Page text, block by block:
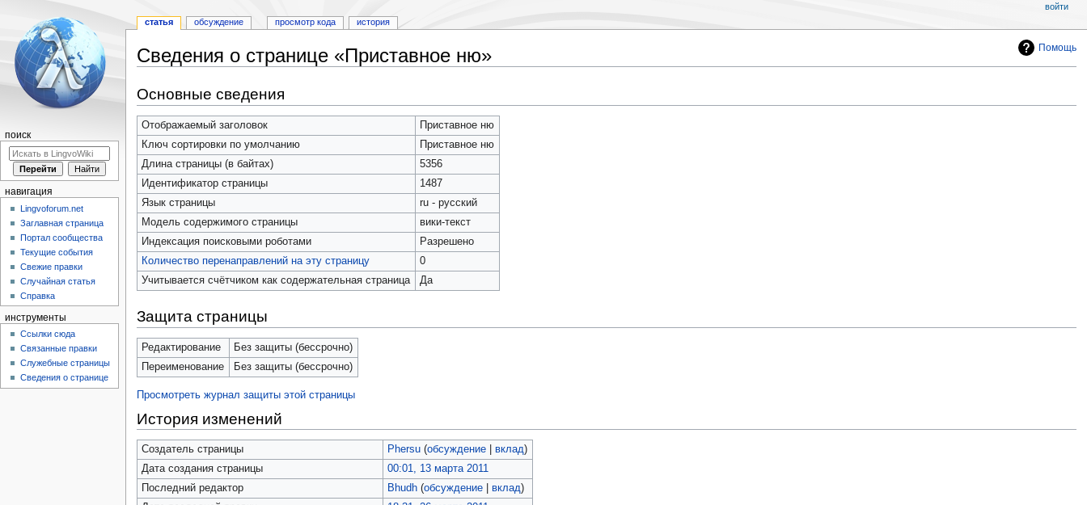
Помощь
Сведения о странице «Приставное ню»
к
навигации
к
поиску
Основные сведения
Отображаемый заголовок
Приставное ню
Ключ сортировки по умолчанию
Приставное ню
Длина страницы (в байтах)
5356
Идентификатор страницы
1487
Язык страницы
ru - русский
Модель содержимого страницы
вики-текст
Индексация поисковыми роботами
Разрешено
Количество перенаправлений на эту страницу
0
Учитывается счётчиком как содержательная страница
Да
Защита страницы
Редактирование
Без защиты (бессрочно)
Переименование
Без защиты (бессрочно)
Просмотреть журнал защиты этой страницы
История изменений
Создатель страницы Phersu (обсуждение| вклад)
Дата создания страницы
00:01, 13 марта 2011
Последний редактор
Bhudh (обсуждение| вклад)
статья обсуждение просмотр кода история
войти
поиск
навигация
Lingvoforum.net
Заглавная страница
Портал сообщества
Текущие события
Свежие правки
Случайная статья
Справка
инструменты
Ссылки сюда
Связанные правки
Служебные страницы
Сведения о странице